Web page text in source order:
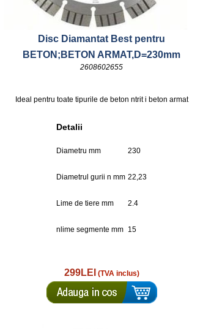
Disc Diamantat Best pentru
BETON;BETON ARMAT,D=230mm
2608602655
Ideal pentru toate tipurile de beton ntrit i beton armat
Detalii
Diametru mm 230
Diametrul gurii n mm 22,23
Lime de tiere mm 2.4
nlime segmente mm 15
299LEI (TVA inclus)